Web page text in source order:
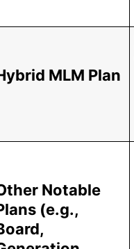
MLM Plan
Notable
(e.g.,